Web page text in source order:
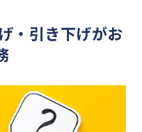
・引き下げがお